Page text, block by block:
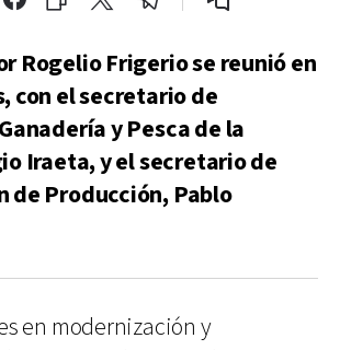
Rogelio Frigerio se reunió en
con el secretario de
y Pesca de la
Iraeta, y el secretario de
de Producción, Pablo
en modernización y